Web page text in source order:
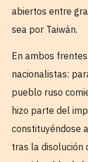
abiertos entre
sea por Taiwán.
En ambos
nacionalistas:
pueblo ruso
hizo parte del
constituyéndose
tras la disolución